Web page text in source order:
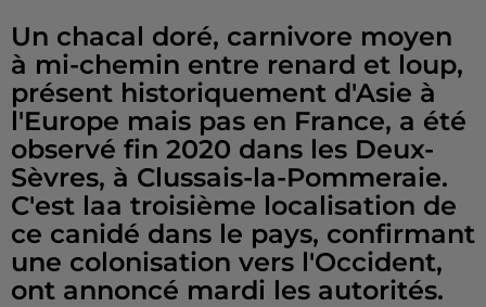
Un chacal doré, carnivore moyen
à mi-chemin entre renard et loup,
présent historiquement d'Asie à
l'Europe mais pas en France, a été
observé fin 2020 dans les Deux-
Sèvres, à Clussais-la-Pommeraie.
C'est laa troisième localisation de
ce canidé dans le pays, confirmant
une colonisation vers l'Occident,
ont annoncé mardi les autorités.